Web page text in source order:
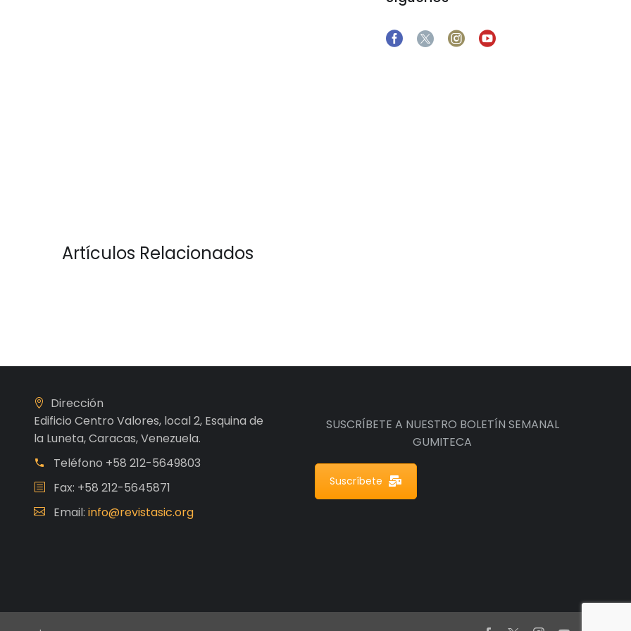
Artículos Relacionados
Dirección
Edificio Centro Valores, local 2, Esquina de
la Luneta, Caracas, Venezuela.
Teléfono +58 212-5649803
Fax: +58 212-5645871
Email: info@revistasic.org
SUSCRÍBETE A NUESTRO BOLETÍN SEMANAL
GUMITECA
Suscríbete